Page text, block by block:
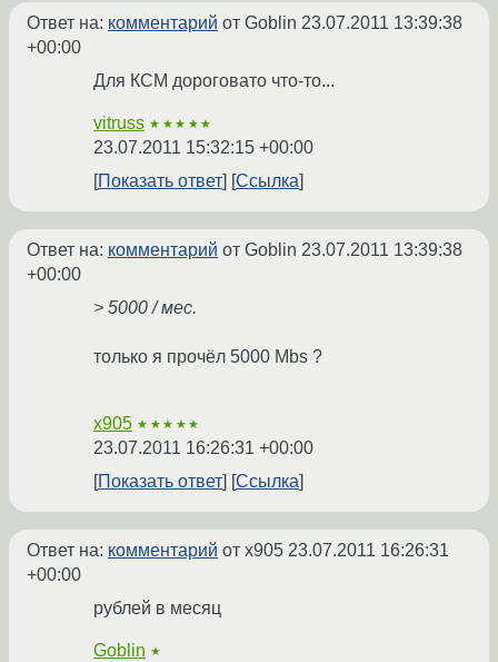
Ответ на: комментарий от Goblin 23.07.2011 13:39:38
+00:00
Для КСМ дороговато что-то...
vitruss ★★★★★
23.07.2011 15:32:15 +00:00
Показать ответ
Ссылка
Ответ на: комментарий от Goblin 23.07.2011 13:39:38
+00:00
> 5000 / мес.
только я прочёл 5000 Mbs ?
x905 ★★★★★
23.07.2011 16:26:31 +00:00
Показать ответ
Ссылка
Ответ на: комментарий от x905 23.07.2011 16:26:31
+00:00
рублей в месяц
Goblin ★